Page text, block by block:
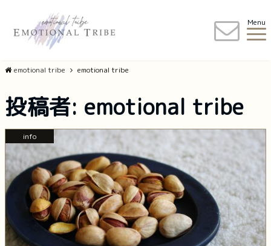
Menu
emotional tribe emotional tribe
投稿者: emotional tribe
info